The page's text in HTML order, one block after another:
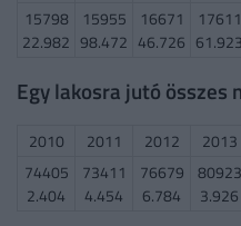
15798
22.982
15955
98.472
16671
46.726
17611
61.923
Egy lakosra jutó összes
2010 2011 2012 2013
74405
2.404
73411
4.454
76679
6.784
80923
3.926